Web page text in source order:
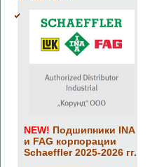
NEW! Подшипники INA
и FAG корпорации
Schaeffler 2025-2026 гг.